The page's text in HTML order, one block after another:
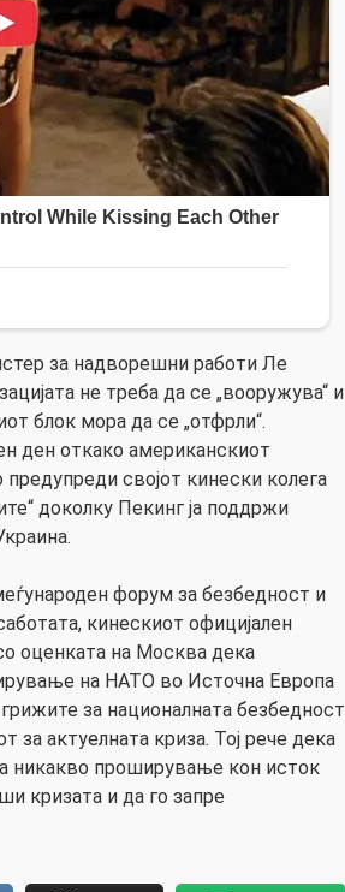
за надворешни работи Ле
не треба да се „вооружува“ и
блок мора да се „отфрли“.
ден откако американскиот
предупреди својот кинески колега
доколку Пекинг ја поддржи
форум за безбедност и
кинескиот официјален
оценката на Москва дека
на НАТО во Источна Европа
за националната безбедност
за актуелната криза. Тој рече дека
никакво проширување кон исток
кризата и да го запре